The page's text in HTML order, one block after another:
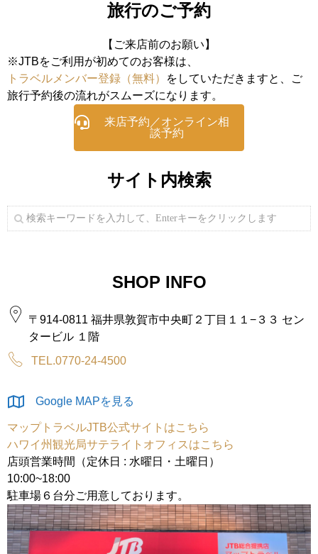
旅行のご予約
【ご来店前のお願い】
※JTBをご利用が初めてのお客様は、
トラベルメンバー登録（無料）
をしていただきますと、ご
旅行予約後の流れがスムーズになります。
来店予約／オンライン相
談予約
サイト内検索
SHOP INFO
〒914-0811 福井県敦賀市中央町２丁目１１−３３ セン
タービル １階
TEL.0770-24-4500
Google MAPを見る
マップトラベルJTB公式サイトはこちら
ハワイ州観光局サテライトオフィスはこちら
店頭営業時間（定休日 : 水曜日・土曜日）
10:00~18:00
駐車場６台分ご用意しております。